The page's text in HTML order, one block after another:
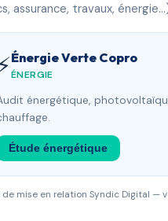
assurance, travaux,
Énergie Verte Copro
ÉNERGIE
énergétique,
Étude énergétique
mise en relation Syndic Digital —